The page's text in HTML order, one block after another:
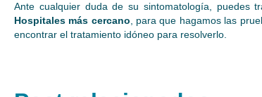
Ante cualquier duda de su sintomatología,
Hospitales más cercano , para que hagamos las
encontrar el tratamiento idóneo para resolverlo.